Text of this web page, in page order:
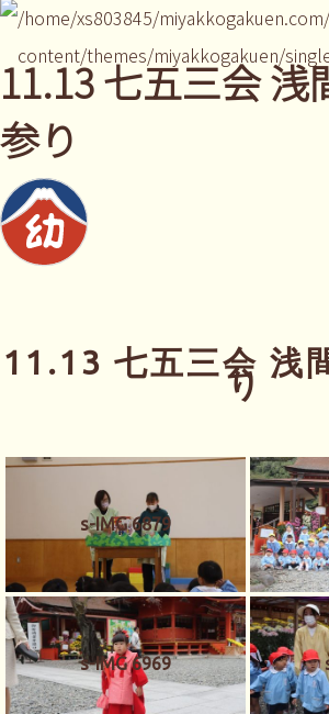
/home/xs803845/
content/themes/miyakkogakuen/
11.13 七五三会 浅
参り
11.13 七五三会 浅
り
s-IMG 6879
s-IMG 6969